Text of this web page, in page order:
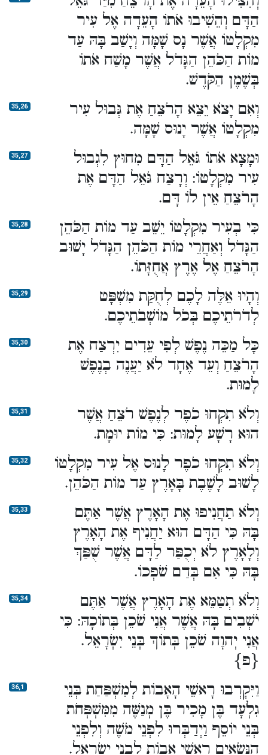
הַדָּם וְהֵשִׁיבוּ אֹתוֹ הָעֵדָה אֶל עִיר
מִקְלָטוֹ אֲשֶׁר נָס שָׁמָּה וְיָשַׁב בָּהּ עַד
מוֹת הַכֹּהֵן הַגָּדֹל אֲשֶׁר מָשַׁח אֹתוֹ
בְּשֶׁמֶן הַקֹּדֶשׁ.
35,26
וְאִם יָצֹא יֵצֵא הָרֹצֵחַ אֶת גְּבוּל עִיר
מִקְלָטוֹ אֲשֶׁר יָנוּס שָׁמָּה.
35,27
וּמָצָא אֹתוֹ גֹּאֵל הַדָּם מִחוּץ לִגְבוּל
עִיר מִקְלָטוֹ: וְרָצַח גֹּאֵל הַדָּם אֶת
הָרֹצֵחַ אֵין לוֹ דָּם.
35,28
כִּי בְעִיר מִקְלָטוֹ יֵשֵׁב עַד מוֹת הַכֹּהֵן
הַגָּדֹל וְאַחֲרֵי מוֹת הַכֹּהֵן הַגָּדֹל יָשׁוּב
הָרֹצֵחַ אֶל אֶרֶץ אֲחֻזָּתוֹ.
35,29
וְהָיוּ אֵלֶּה לָכֶם לְחֻקַּת מִשְׁפָּט
לְדֹרֹתֵיכֶם בְּכֹל מוֹשְׁבֹתֵיכֶם.
35,30
כָּל מַכֵּה נֶפֶשׁ לְפִי עֵדִים יִרְצַח אֶת
הָרֹצֵחַ וְעֵד אֶחָד לֹא יַעֲנֶה בְנֶפֶשׁ
לָמוּת.
35,31
וְלֹא תִקְחוּ כֹפֶר לְנֶפֶשׁ רֹצֵחַ אֲשֶׁר
הוּא רָשָׁע לָמוּת: כִּי מוֹת יוּמָת.
35,32
וְלֹא תִקְחוּ כֹפֶר לָנוּס אֶל עִיר מִקְלָטוֹ
לָשׁוּב לָשֶׁבֶת בָּאָרֶץ עַד מוֹת הַכֹּהֵן.
35,33
וְלֹא תַחֲנִיפוּ אֶת הָאָרֶץ אֲשֶׁר אַתֶּם
בָּהּ כִּי הַדָּם הוּא יַחֲנִיף אֶת הָאָרֶץ
וְלָאָרֶץ לֹא יְכֻפַּר לַדָּם אֲשֶׁר שֻׁפַּךְ
בָּהּ כִּי אִם בְּדַם שֹׁפְכוֹ.
35,34
וְלֹא תְטַמֵּא אֶת הָאָרֶץ אֲשֶׁר אַתֶּם
יֹשְׁבִים בָּהּ אֲשֶׁר אֲנִי שֹׁכֵן בְּתוֹכָהּ: כִּי
אֲנִי יְהוָה שֹׁכֵן בְּתוֹךְ בְּנֵי יִשְׂרָאֵל.
{פ}
36,1
וַיִּקְרְבוּ רָאשֵׁי הָאָבוֹת לְמִשְׁפַּחַת בְּנֵי
גִלְעָד בֶּן מָכִיר בֶּן מְנַשֶּׁה מִמִּשְׁפְּחֹת
בְּנֵי יוֹסֵף וַיְדַבְּרוּ לִפְנֵי מֹשֶׁה וְלִפְנֵי
הַנְּשִׂאִים רָאשֵׁי אָבוֹת לִבְנֵי יִשְׂרָאֵל.